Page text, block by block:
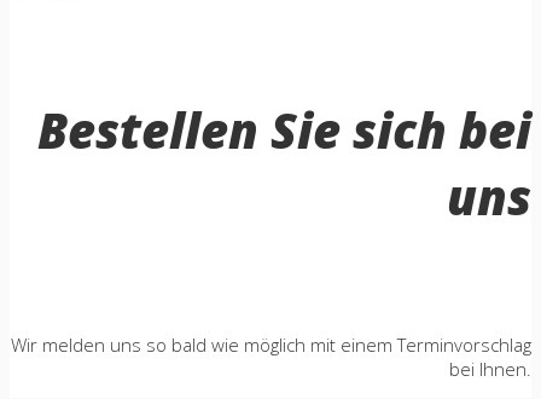
Bestellen Sie sich bei
uns
Wir melden uns so bald wie möglich mit einem Terminvorschlag
bei Ihnen.